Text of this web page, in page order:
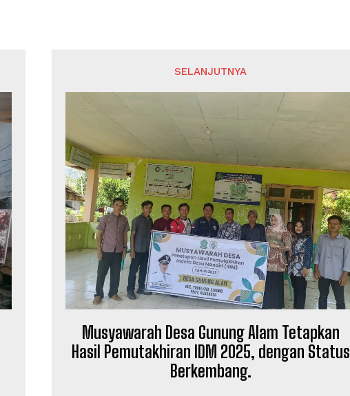
SELANJUTNYA
Musyawarah Desa Gunung Alam Tetapkan
Hasil Pemutakhiran IDM 2025, dengan Status
Berkembang.